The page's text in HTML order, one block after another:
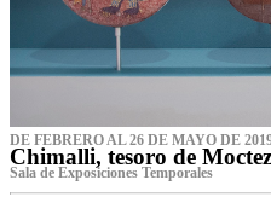
DE FEBRERO AL 26 DE MAYO DE
Chimalli, tesoro de
Sala de Exposiciones Temporales